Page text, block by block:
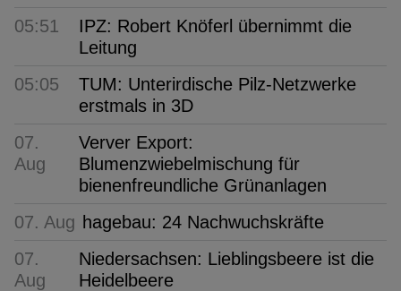
05:51
IPZ: Robert Knöferl übernimmt die
Leitung
05:05
TUM: Unterirdische Pilz-Netzwerke
erstmals in 3D
07.
Aug
Verver Export:
Blumenzwiebelmischung für
bienenfreundliche Grünanlagen
07. Aug hagebau: 24 Nachwuchskräfte
07.
Aug
Niedersachsen: Lieblingsbeere ist die
Heidelbeere